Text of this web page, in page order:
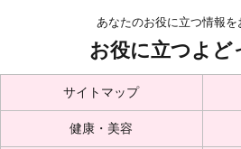
あなたのお役に立つ情報を
お役に立つよど
サイトマップ
健康・美容